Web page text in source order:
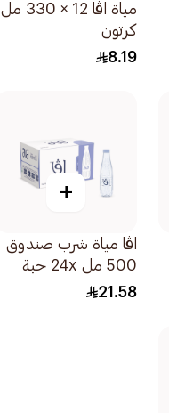
مياة اڤا 12 × 330 مل
كرتون
8.19
+
اڤا مياة شرب صندوق
500 مل 24x حبة
21.58